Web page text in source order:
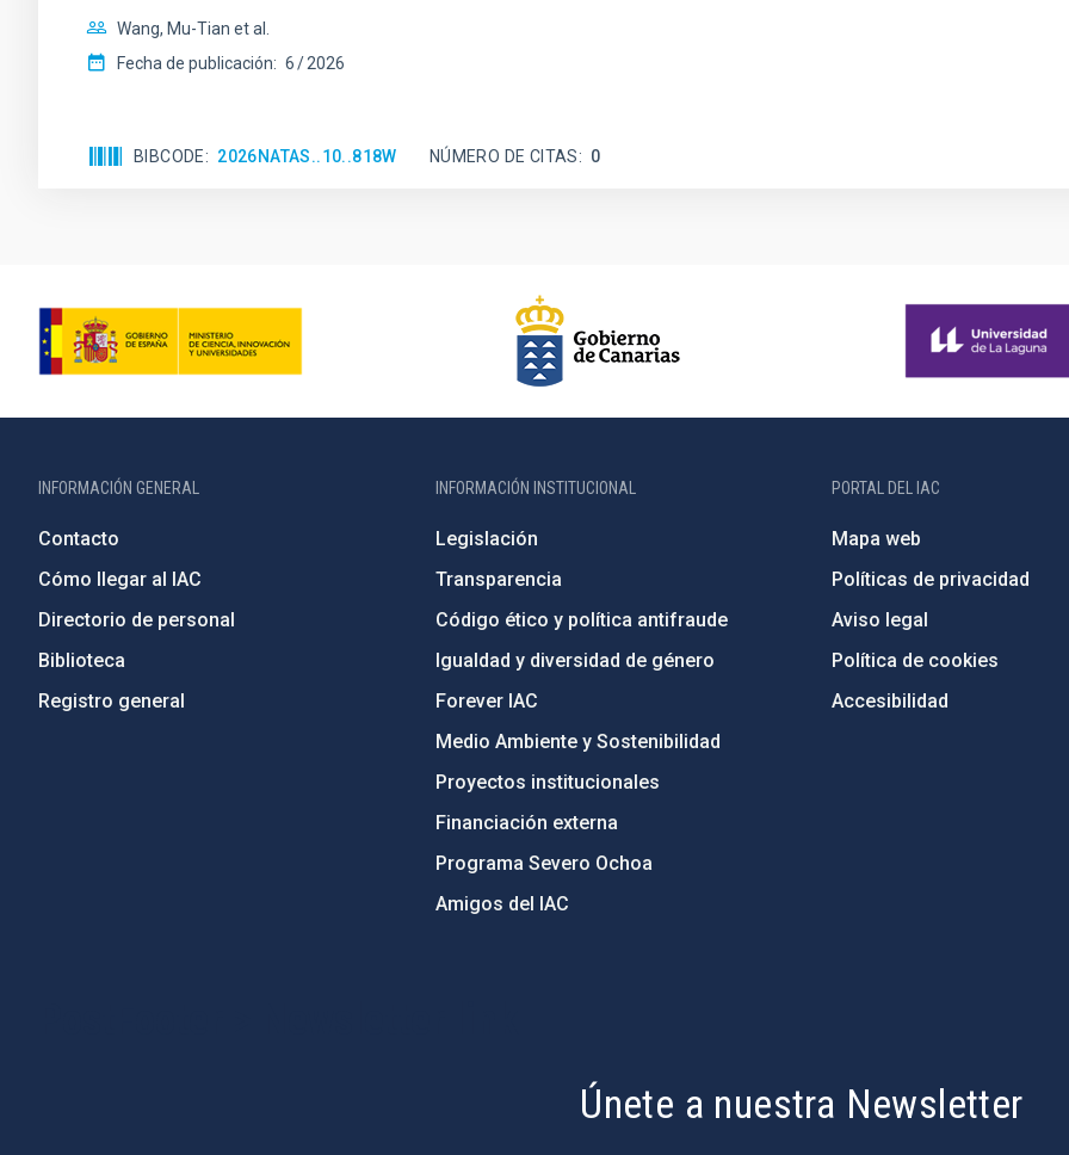
Wang, Mu-Tian et al.
Fecha de publicación: 6 2026
BIBCODE 2026NATAS..10..818W NÚMERO DE CITAS 0
INFORMACIÓN GENERAL
Contacto
Cómo llegar al IAC
Directorio de personal
Biblioteca
Registro general
INFORMACIÓN INSTITUCIONAL
Legislación
Transparencia
Código ético y política antifraude
Igualdad y diversidad de género
Forever IAC
Medio Ambiente y Sostenibilidad
Proyectos institucionales
Financiación externa
Programa Severo Ochoa
Amigos del IAC
PORTAL DEL IAC
Mapa web
Políticas de privacidad
Aviso legal
Política de cookies
Accesibilidad
Únete a nuestra Newsletter